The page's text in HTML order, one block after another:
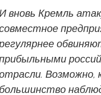
вновь Кремль
Возможно,
большинство